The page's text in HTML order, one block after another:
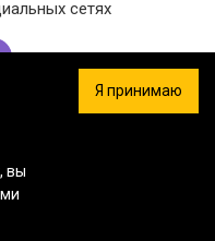
сетях
на сайте не является
вы
Я принимаю